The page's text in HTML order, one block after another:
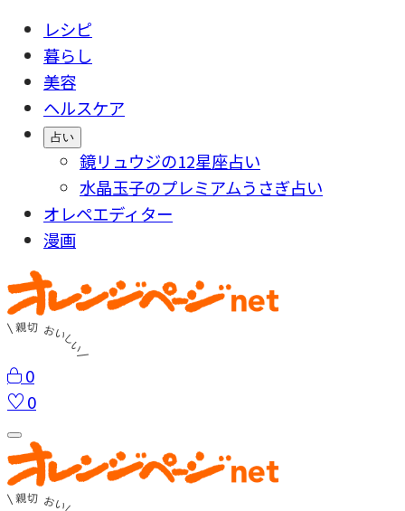
レシピ
暮らし
美容
ヘルスケア
占い
鏡リュウジの12星座占い
水晶玉子のプレミアムうさぎ占い
オレペエディター
漫画
0
0